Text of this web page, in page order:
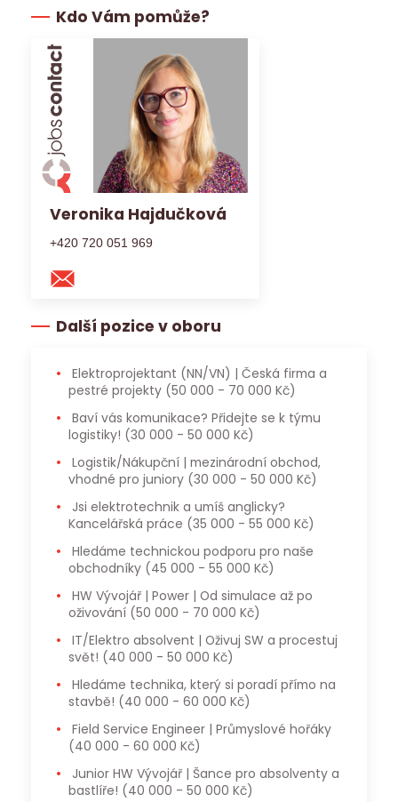
Kdo Vám pomůže?
Veronika Hajdučková
+420 720 051 969
Další pozice v oboru
pestré projekty (50 000 - 70 000 Kč)
logistiky! (30 000 - 50 000 Kč)
vhodné pro juniory (30 000 - 50 000 Kč)
Kancelářská práce (35 000 - 55 000 Kč)
obchodníky (45 000 - 55 000 Kč)
oživování (50 000 - 70 000 Kč)
svět! (40 000 - 50 000 Kč)
stavbě! (40 000 - 60 000 Kč)
Field Service Engineer | Průmyslové hořáky
(40 000 - 60 000 Kč)
bastlíře! (40 000 - 50 000 Kč)